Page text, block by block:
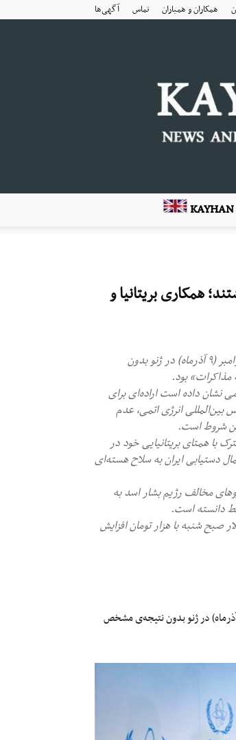
همکاران و همیاران تماس آگهی‌ها
همکاری بریتانیا و
- دور اول مذاکرات اتمی نمایندگان جمهوری اسلامی و دولت‌های اروپایی جمعه ۲۹ نوامبر (۹ آذرماه) در ژنو بدون
مذاکرات» بود.
نشان داده است اراده‌ای برای
بین‌المللی انرژی اتمی، عدم
شروط است.
با همتای بریتانیایی‌ خود در
دستیابی ایران به سلاح هسته‌ای
با اشاره به پیشروی نیروهای مخالف رژیم بشار اسد به
دانسته است.
صبح شنبه با هزار تومان افزایش
مذاکرات اتمی نمایندگان جمهوری اسلامی و دولت‌های اروپایی جمعه ۲۹ نوامبر (۹ آذرماه) در ژنو بدون نتیجه‌ی مشخص